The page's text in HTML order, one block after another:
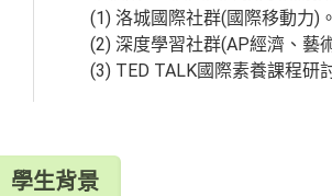
(1) 洛城國際社群(國際移動力)。
(2) 深度學習社群(AP經濟、藝
(3) TED TALK國際素養課程研
學生背景